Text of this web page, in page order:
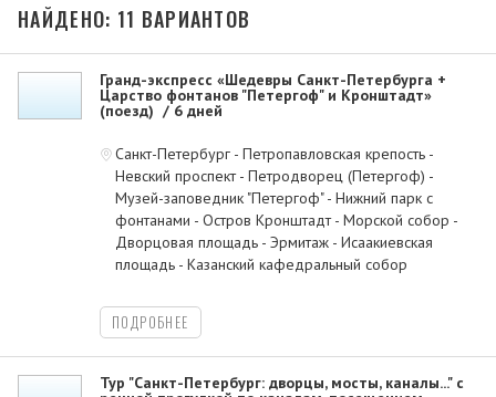
НАЙДЕНО: 11 ВАРИАНТОВ
Гранд-экспресс «Шедевры Санкт-Петербурга +
Царство фонтанов "Петергоф" и Кронштадт»
(поезд) 6 дней
Санкт-Петербург - Петропавловская крепость -
Невский проспект - Петродворец (Петергоф) -
Музей-заповедник "Петергоф" - Нижний парк с
фонтанами - Остров Кронштадт - Морской собор -
Дворцовая площадь - Эрмитаж - Исаакиевская
площадь - Казанский кафедральный собор
ПОДРОБНЕЕ
Тур "Санкт-Петербург: дворцы, мосты, каналы..." с